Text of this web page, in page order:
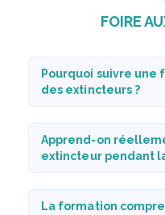
FOIRE
Pourquoi suivre
des extincteurs ?
Apprend-on
extincteur pendant
La formation